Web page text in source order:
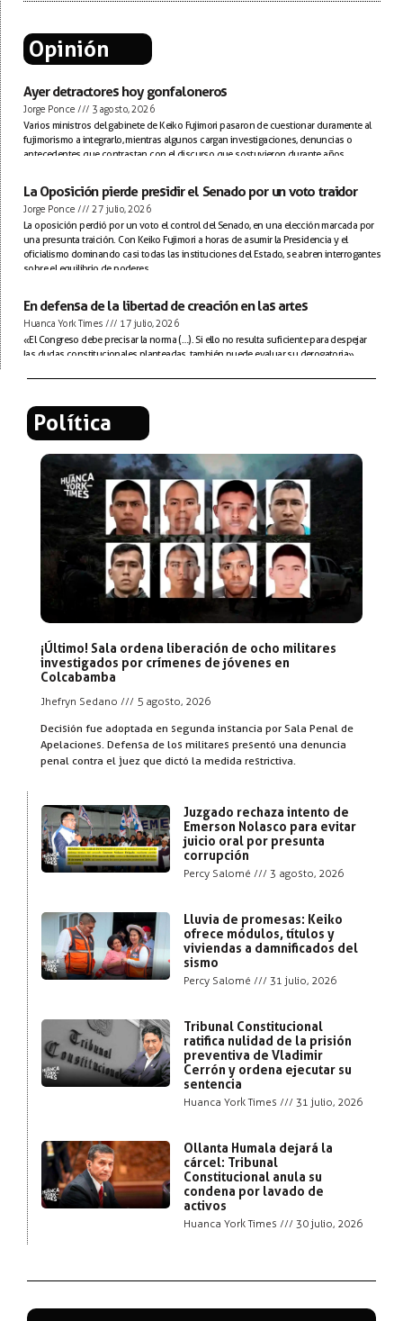
Opinión
Ayer detractores hoy gonfaloneros
Jorge Ponce
3 agosto, 2026
Varios ministros del gabinete de Keiko Fujimori pasaron de cuestionar duramente al
fujimorismo a integrarlo, mientras algunos cargan investigaciones, denuncias o
antecedentes que contrastan con el discurso que sostuvieron durante años.
La Oposición pierde presidir el Senado por un voto traidor
Jorge Ponce
27 julio, 2026
La oposición perdió por un voto el control del Senado, en una elección marcada por
una presunta traición. Con Keiko Fujimori a horas de asumir la Presidencia y el
oficialismo dominando casi todas las instituciones del Estado, se abren interrogantes
sobre el equilibrio de poderes.
En defensa de la libertad de creación en las artes
Huanca York Times
17 julio, 2026
«El Congreso debe precisar la norma (…). Si ello no resulta suficiente para despejar
las dudas constitucionales planteadas, también puede evaluar su derogatoria».
Política
¡Último! Sala ordena liberación de ocho militares
investigados por crímenes de jóvenes en
Colcabamba
Jhefryn Sedano 5 agosto, 2026
Decisión fue adoptada en segunda instancia por Sala Penal de
Apelaciones. Defensa de los militares presentó una denuncia
penal contra el juez que dictó la medida restrictiva.
Juzgado rechaza intento de
Emerson Nolasco para evitar
juicio oral por presunta
corrupción
Percy Salomé 3 agosto, 2026
Lluvia de promesas: Keiko
ofrece módulos, títulos y
viviendas a damnificados del
sismo
Percy Salomé 31 julio, 2026
Tribunal Constitucional
ratifica nulidad de la prisión
preventiva de Vladimir
Cerrón y ordena ejecutar su
sentencia
Huanca York Times 31 julio, 2026
Ollanta Humala dejará la
cárcel: Tribunal
Constitucional anula su
condena por lavado de
activos
Huanca York Times 30 julio, 2026